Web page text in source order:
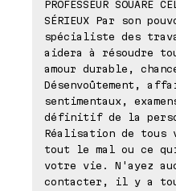
PROFESSEUR SOUARE
SÉRIEUX Par son
spécialiste des
aidera à résoudre
amour durable,
Désenvoûtement,
sentimentaux,
définitif de la
Réalisation de tous
tout le mal ou ce qui
votre vie. N'ayez
contacter, il y a